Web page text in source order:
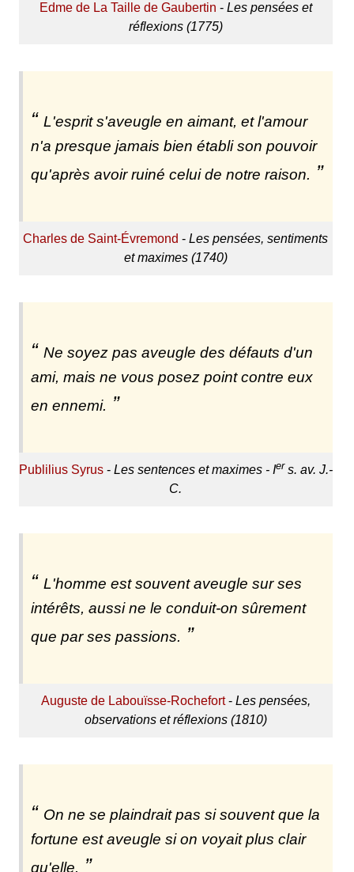
Edme de La Taille de Gaubertin - Les pensées et
réflexions (1775)
L'esprit s'aveugle en aimant, et l'amour
n'a presque jamais bien établi son pouvoir
qu'après avoir ruiné celui de notre raison.
Charles de Saint-Évremond -Les pensées, sentiments
et maximes (1740)
Ne soyez pas aveugle des défauts d'un
ami, mais ne vous posez point contre eux
en ennemi.
Publilius Syrus- Les sentences et maximes - Iers. av. J.-
C.
L'homme est souvent aveugle sur ses
intérêts, aussi ne le conduit-on sûrement
que par ses passions.
Auguste de Labouïsse-Rochefort- Les pensées,
observations et réflexions (1810)
On ne se plaindrait pas si souvent que la
fortune est aveugle si on voyait plus clair
qu'elle.